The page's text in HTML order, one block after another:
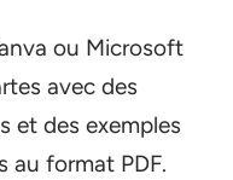
ou Microsoft
avec des
et des exemples
au format PDF.